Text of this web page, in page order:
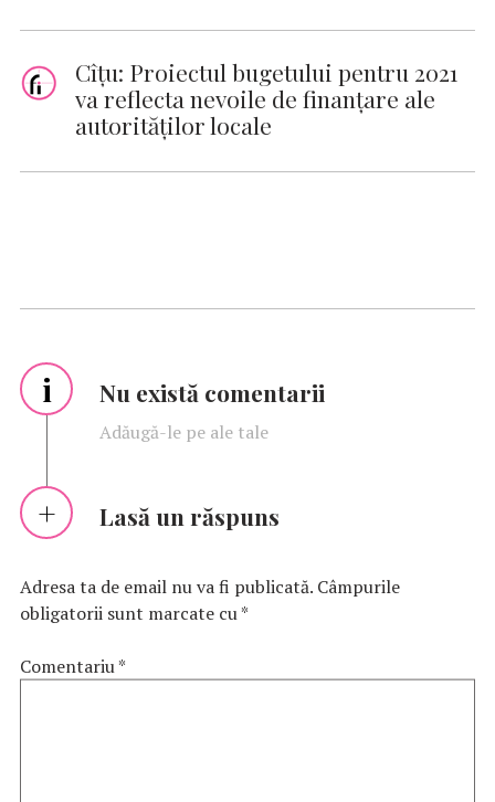
Cîţu: Proiectul bugetului pentru 2021
va reflecta nevoile de finanţare ale
autorităţilor locale
i Nu există comentarii
Adăugă-le pe ale tale
Lasă un răspuns
Adresa ta de email nu va fi publicată. Câmpurile
obligatorii sunt marcate cu*
Comentariu*